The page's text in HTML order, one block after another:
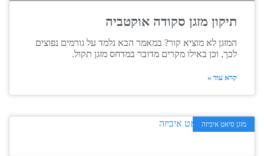
תיקון מזגן סקודה אוקטביה
המזגן לא מוציא קור? במאמר הבא נלמד על גורמים נפוצים
לכך, וכן באילו מקרים מדובר במדחס מזגן תקול.
קרא עוד »
מזגן סיאט איביזה